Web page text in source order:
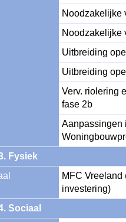
Noodzakelijke
Noodzakelijke
Uitbreiding
Uitbreiding
Verv. riolering
fase 2b
Aanpassingen
Fysiek
MFC Vreeland
investering)
Sociaal